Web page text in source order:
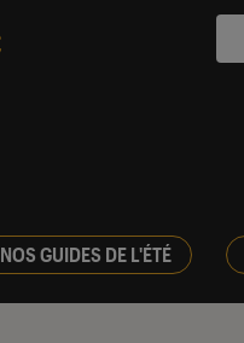
NOS GUIDES DE L'ÉTÉ